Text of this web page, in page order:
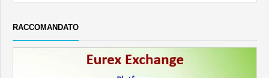
RACCOMANDATO